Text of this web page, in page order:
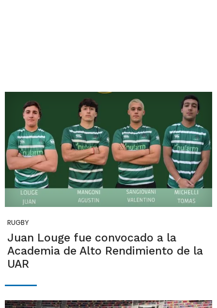
RUGBY
Juan Louge fue convocado a la
Academia de Alto Rendimiento de la
UAR